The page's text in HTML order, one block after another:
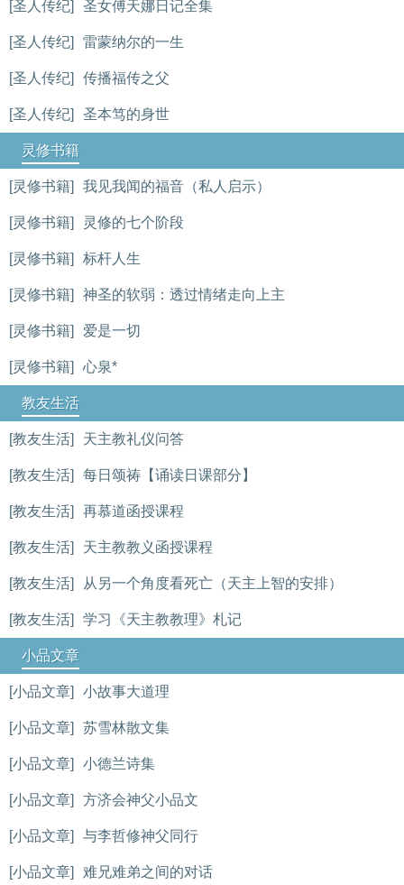
[圣人传纪] 圣女傅天娜日记全集
[圣人传纪] 雷蒙纳尔的一生
[圣人传纪] 传播福传之父
[圣人传纪] 圣本笃的身世
灵修书籍
[灵修书籍] 我见我闻的福音（私人启示）
[灵修书籍] 灵修的七个阶段
[灵修书籍] 标杆人生
[灵修书籍] 神圣的软弱：透过情绪走向上主
[灵修书籍] 爱是一切
[灵修书籍] 心泉*
教友生活
[教友生活] 天主教礼仪问答
[教友生活] 每日颂祷【诵读日课部分】
[教友生活] 再慕道函授课程
[教友生活] 天主教教义函授课程
[教友生活] 从另一个角度看死亡（天主上智的安排）
[教友生活] 学习《天主教教理》札记
小品文章
[小品文章] 小故事大道理
[小品文章] 苏雪林散文集
[小品文章] 小德兰诗集
[小品文章] 方济会神父小品文
[小品文章] 与李哲修神父同行
[小品文章] 难兄难弟之间的对话